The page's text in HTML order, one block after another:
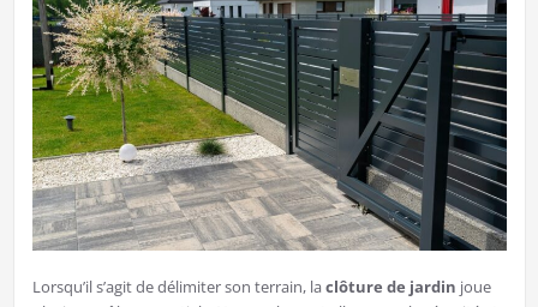
Lorsqu’il s’agit de délimiter son terrain, laclôture de jardin joue